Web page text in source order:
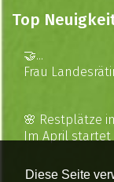
Diese Seite
Top
🤝...
Frau
🌸 Restplätze
Im April startet